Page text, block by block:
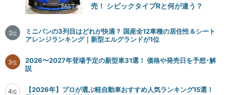
売！ シビックタイプRと何が違う？
2位
ミニバンの3列目はどれが快適？ 国産全12車種の居住性＆シート
アレンジランキング｜新型エルグランドが1位
3位
2026〜2027年登場予定の新型車31選！ 価格や発売日を予想･解
説
4位
【2026年】プロが選ぶ軽自動車おすすめ人気ランキング15選！